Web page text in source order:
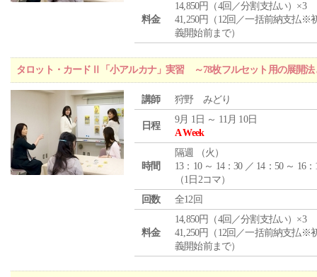
料金
14,850円（4回／分割支払い）×3
41,250円（12回／一括前納支払※
義開始前まで）
タロット・カードⅡ「小アルカナ」実習 ～78枚フルセット用の展開法
講師 狩野 みどり
日程
9月 1日 ～ 11月 10日
A Week
時間
隔週 （火 ）
13：10 ～ 14：30 ／ 14：50 ～ 16：
（1日2コマ）
回数
全12回
料金
14,850円（4回／分割支払い）×3
41,250円（12回／一括前納支払※
義開始前まで）